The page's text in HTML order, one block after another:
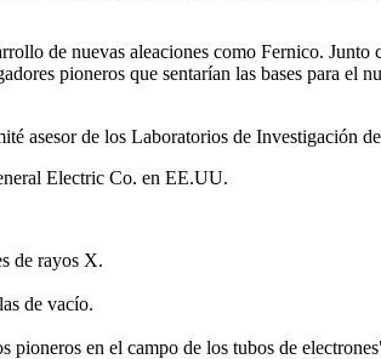
de nuevas aleaciones como Fernico.
pioneros que sentarían las bases para el
asesor de los Laboratorios de Investigación
Electric Co. en EE.UU.
de rayos X.
de vacío.
en el campo de los tubos de